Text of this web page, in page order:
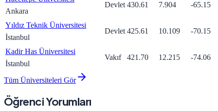
Ankara
Devlet 430.61 7.904 -65.15
Yıldız Teknik Üniversitesi
İstanbul
Devlet 425.61 10.109 -70.15
Kadir Has Üniversitesi
İstanbul
Vakıf 421.70 12.215 -74.06
Tüm Üniversiteleri Gör
Öğrenci Yorumları